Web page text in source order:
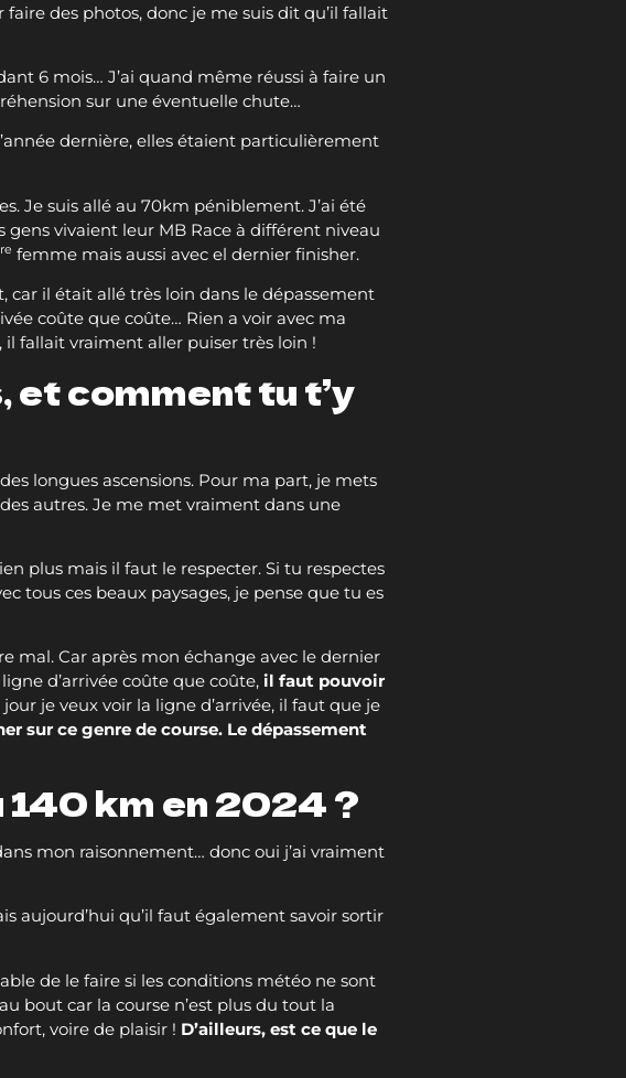
des photos, donc je me suis dit qu’il fallait
6 mois… J’ai quand même réussi à faire un
sur une éventuelle chute…
dernière, elles étaient particulièrement
Je suis allé au 70km péniblement. J’ai été
gens vivaient leur MB Race à différent niveau
femme mais aussi avec el dernier finisher.
car il était allé très loin dans le dépassement
coûte que coûte… Rien a voir avec ma
fallait vraiment aller puiser très loin !
et comment tu t’y
longues ascensions. Pour ma part, je mets
autres. Je me met vraiment dans une
plus mais il faut le respecter. Si tu respectes
tous ces beaux paysages, je pense que tu es
mal. Car après mon échange avec le dernier
d’arrivée coûte que coûte, il faut pouvoir
je veux voir la ligne d’arrivée, il faut que je
sur ce genre de course. Le dépassement
140 km en 2024 ?
mon raisonnement… donc oui j’ai vraiment
aujourd’hui qu’il faut également savoir sortir
de le faire si les conditions météo ne sont
bout car la course n’est plus du tout la
voire de plaisir ! D’ailleurs, est ce que le